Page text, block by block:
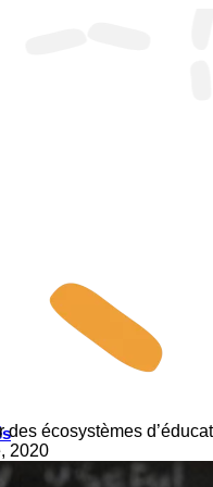
des écosystèmes
2020